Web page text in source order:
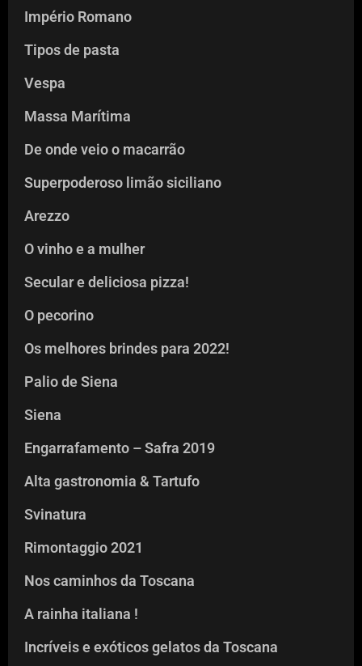
Império Romano
Tipos de pasta
Vespa
Massa Marítima
De onde veio o macarrão
Superpoderoso limão siciliano
Arezzo
O vinho e a mulher
Secular e deliciosa pizza!
O pecorino
Os melhores brindes para 2022!
Palio de Siena
Siena
Engarrafamento – Safra 2019
Alta gastronomia & Tartufo
Svinatura
Rimontaggio 2021
Nos caminhos da Toscana
A rainha italiana !
Incríveis e exóticos gelatos da Toscana